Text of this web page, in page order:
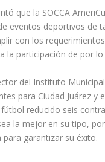
que la SOCCA
eventos deportivos de
con los
la participación de por
del Instituto
para Ciudad Juárez y
reducido seis
la mejor en su tipo,
garantizar su éxito.